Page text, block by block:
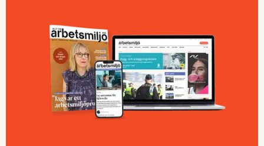
är viktigast för er,
varför är frågorna
viktiga och hur vill ni
hantera dem.
gillar inte vad de ser.
Allt om arbetsmiljö fick
vara med på en träff.